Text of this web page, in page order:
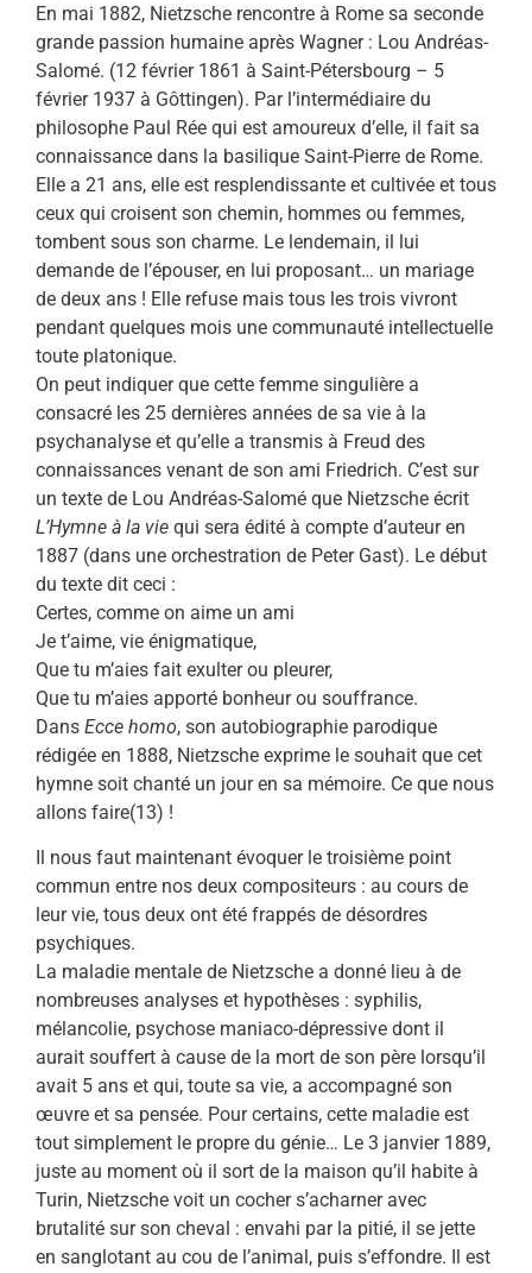
En mai 1882, Nietzsche rencontre à Rome sa seconde
grande passion humaine après Wagner : Lou Andréas-
Salomé. (12 février 1861 à Saint-Pétersbourg – 5
février 1937 à Gôttingen). Par l’intermédiaire du
philosophe Paul Rée qui est amoureux d’elle, il fait sa
connaissance dans la basilique Saint-Pierre de Rome.
Elle a 21 ans, elle est resplendissante et cultivée et tous
ceux qui croisent son chemin, hommes ou femmes,
tombent sous son charme. Le lendemain, il lui
demande de l’épouser, en lui proposant… un mariage
de deux ans ! Elle refuse mais tous les trois vivront
pendant quelques mois une communauté intellectuelle
toute platonique.
On peut indiquer que cette femme singulière a
consacré les 25 dernières années de sa vie à la
psychanalyse et qu’elle a transmis à Freud des
connaissances venant de son ami Friedrich. C’est sur
un texte de Lou Andréas-Salomé que Nietzsche écrit
L’Hymne à la vie qui sera édité à compte d’auteur en
1887 (dans une orchestration de Peter Gast). Le début
du texte dit ceci :
Certes, comme on aime un ami
Je t’aime, vie énigmatique,
Que tu m’aies fait exulter ou pleurer,
Que tu m’aies apporté bonheur ou souffrance.
Dans Ecce homo, son autobiographie parodique
rédigée en 1888, Nietzsche exprime le souhait que cet
hymne soit chanté un jour en sa mémoire. Ce que nous
allons faire(13) !
Il nous faut maintenant évoquer le troisième point
commun entre nos deux compositeurs : au cours de
leur vie, tous deux ont été frappés de désordres
psychiques.
La maladie mentale de Nietzsche a donné lieu à de
nombreuses analyses et hypothèses : syphilis,
mélancolie, psychose maniaco-dépressive dont il
aurait souffert à cause de la mort de son père lorsqu’il
avait 5 ans et qui, toute sa vie, a accompagné son
œuvre et sa pensée. Pour certains, cette maladie est
tout simplement le propre du génie… Le 3 janvier 1889,
juste au moment où il sort de la maison qu’il habite à
Turin, Nietzsche voit un cocher s’acharner avec
brutalité sur son cheval : envahi par la pitié, il se jette
en sanglotant au cou de l’animal, puis s’effondre. Il est